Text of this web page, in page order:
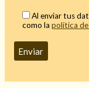
Al enviar tus
como la política